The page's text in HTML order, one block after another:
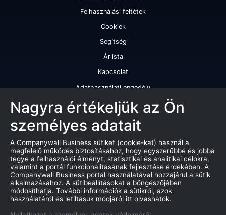
Felhasználási feltétek
Cookiek
Segítség
Árlista
Kapcsolat
Adathasználati engedély
Szolgáltatásaink
Cégminősítés
Cégminősítési riport
Kiváló cégminősítési tanúsítvány
Termékek
Companywall Business - Adattovábbítási szerződés
Nagyra értékeljük az Ön
személyes adatait
A Companywall Business sütiket (cookie-kat) használ a
megfelelő működés biztosításához, hogy egyszerűbbé és jobbá
tegye a felhasználói élményt, statisztikai és analitikai célokra,
valamint a portál funkcionalitásának fejlesztése érdekében. A
Companywall Business portál használatával hozzájárul a sütik
alkalmazásához. A sütibeállításokat a böngészőjében
módosíthatja. További információk a sütikről, azok
használatáról és letiltásuk módjáról itt olvashatók.